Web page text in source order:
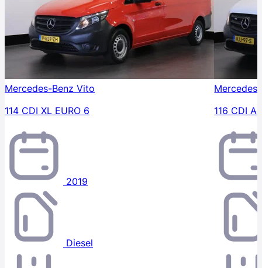
Mercedes-Benz Vito
114 CDI XL EURO 6
2019
Diesel
116 CDI